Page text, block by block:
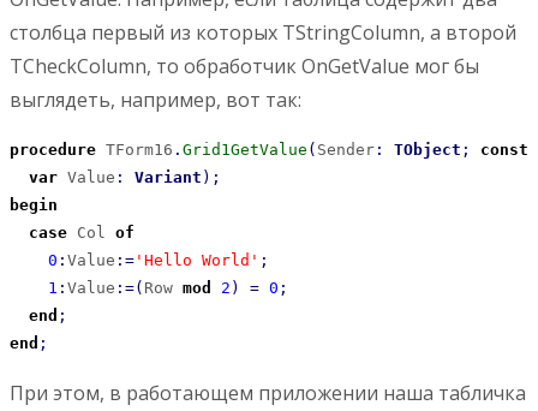
столбца первый из которых TStringColumn, а второй
TCheckColumn, то обработчик OnGetValue мог бы
выглядеть, например, вот так:
procedure TForm16 . Grid1GetValue ( Sender : TObject ; const
var Value : Variant ) ;
begin
case Col of
0 : Value : = 'Hello World' ;
1 : Value : =( Row mod 2 ) = 0 ;
end ;
end ;
При этом, в работающем приложении наша табличка